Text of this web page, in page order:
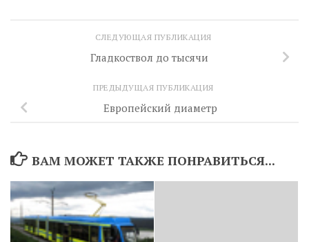
СЛЕДУЮЩАЯ ПУБЛИКАЦИЯ
Гладкоствол до тысячи
ПРЕДЫДУЩАЯ ПУБЛИКАЦИЯ
Европейский диаметр
ВАМ МОЖЕТ ТАКЖЕ ПОНРАВИТЬСЯ...